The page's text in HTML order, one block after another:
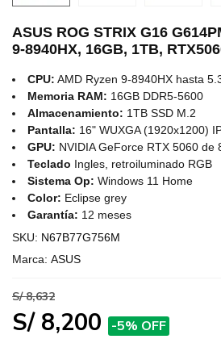
ASUS ROG STRIX G16
9-8940HX, 16GB, 1TB,
CPU: AMD Ryzen 9-8940HX hasta
Memoria RAM: 16GB DDR5-5600
Almacenamiento: 1TB SSD M.2
Pantalla: 16" WUXGA (1920x1200)
GPU: NVIDIA GeForce RTX 5060 de
Teclado Ingles, retroiluminado RGB
Sistema Op: Windows 11 Home
Color: Eclipse grey
Garantía: 12 meses
SKU: N67B77G756M
Marca: ASUS
S/ 8,632
S/ 8,200 -5% OFF